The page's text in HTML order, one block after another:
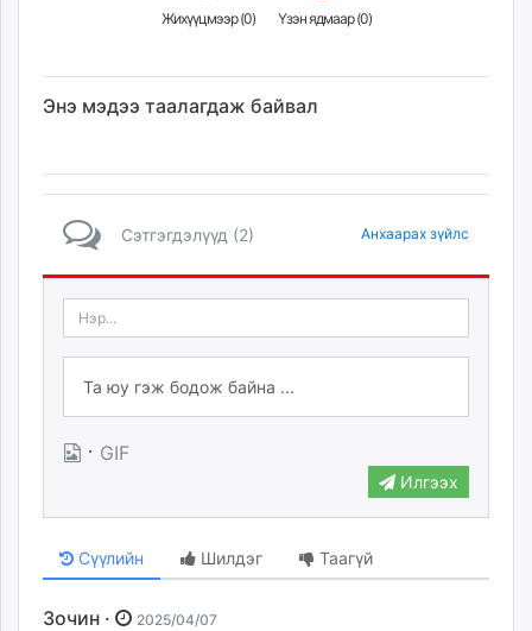
Жихүүцмээр (0) Үзэн ядмаар (0)
Энэ мэдээ таалагдаж байвал
Сэтгэгдэлүүд (2) Анхаарах зүйлс
· GIF
Илгээх
Сүүлийн Шилдэг Таагүй
Зочин · 2025/04/07